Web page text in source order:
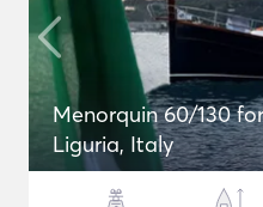
Menorquin 60/130
Liguria, Italy